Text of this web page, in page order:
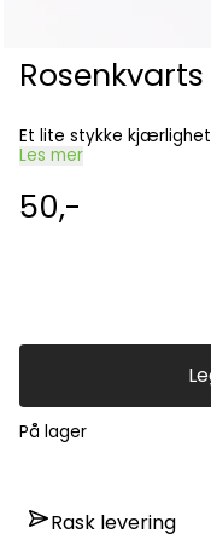
Et lite stykke
Les mer
50,-
På lager
Rask levering